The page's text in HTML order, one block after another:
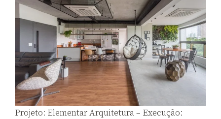
Projeto: Elementar Arquitetura – Execução: